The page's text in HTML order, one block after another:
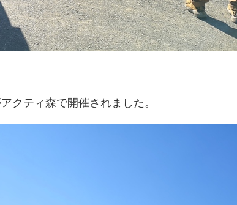
クティ森で開催されました。